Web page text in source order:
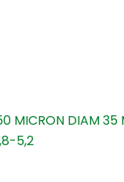
MICRON DIAM 35
5,2